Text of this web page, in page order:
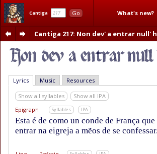
Cantiga Go What's new?
Cantiga 217: Non dev' a entrar null'
Lyrics Music Resources
Show all syllables
Show all IPA
Epigraph
Syllables IPA
Esta é de como un conde de França
entrar na eigreja a mẽos de se confessar.